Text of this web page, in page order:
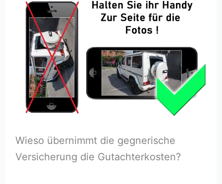
Wieso übernimmt die gegnerische
Versicherung die Gutachterkosten?